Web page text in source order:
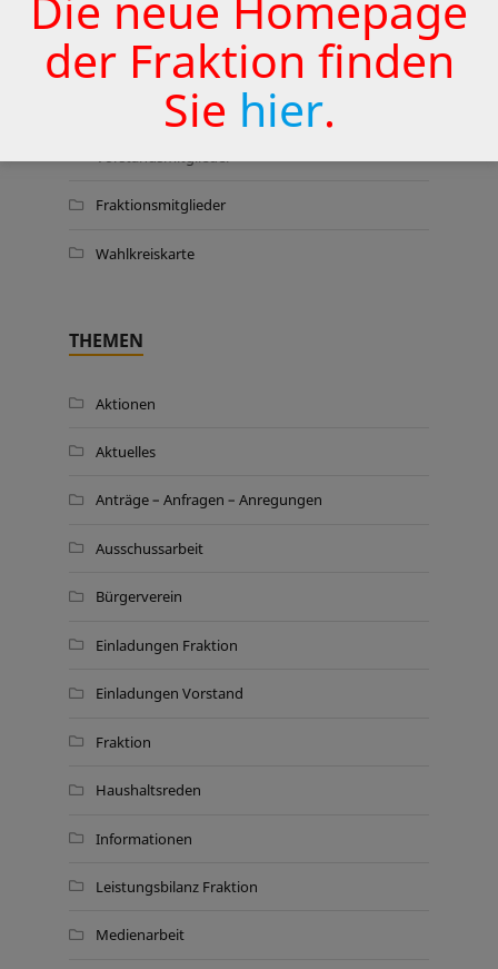
WER WIR SIND …
Vorstandsmitglieder
Fraktionsmitglieder
Wahlkreiskarte
THEMEN
Aktionen
Aktuelles
Anträge – Anfragen – Anregungen
Ausschussarbeit
Bürgerverein
Einladungen Fraktion
Einladungen Vorstand
Fraktion
Haushaltsreden
Informationen
Leistungsbilanz Fraktion
Medienarbeit
der Fraktion finden
Sie hier.